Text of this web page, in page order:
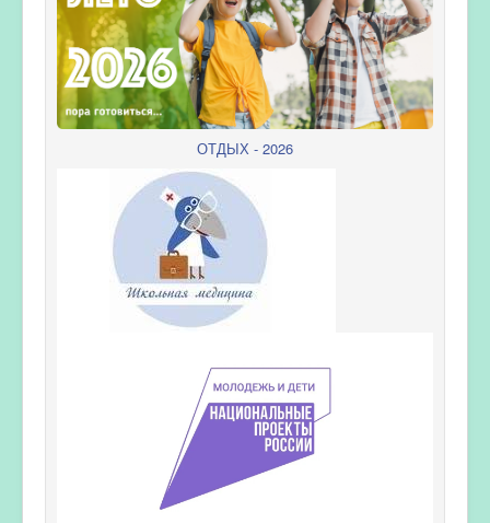
ОТДЫХ - 2026